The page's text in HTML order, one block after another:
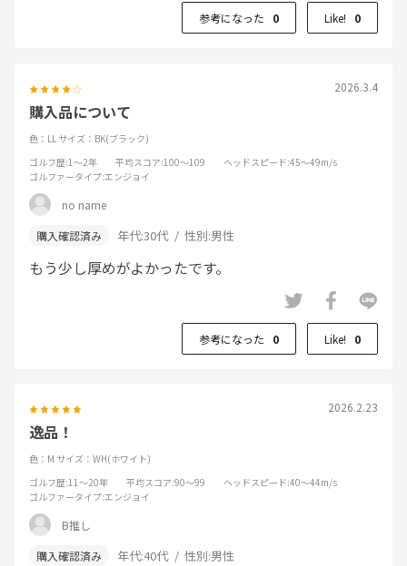
参考になった 0 Like! 0
2026.3.4
購入品について
色：LL サイズ：BK(ブラック)
ゴルフ歴:1～2年 平均スコア:100～109 ヘッドスピード:45～49m/s
ゴルファータイプ:エンジョイ
no name
年代:30代 性別:男性
もう少し厚めがよかったです。
参考になった 0 Like! 0
2026.2.23
逸品！
色：M サイズ：WH(ホワイト)
ゴルフ歴:11～20年 平均スコア:90～99 ヘッドスピード:40～44m/s
ゴルファータイプ:エンジョイ
B推し
年代:40代 性別:男性